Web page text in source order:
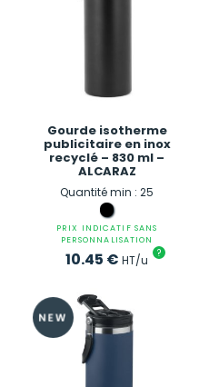
Gourde isotherme
publicitaire en inox
recyclé – 830 ml –
ALCARAZ
Quantité min : 25
PRIX INDICATIF SANS
PERSONNALISATION
10.45 € HT/u ?